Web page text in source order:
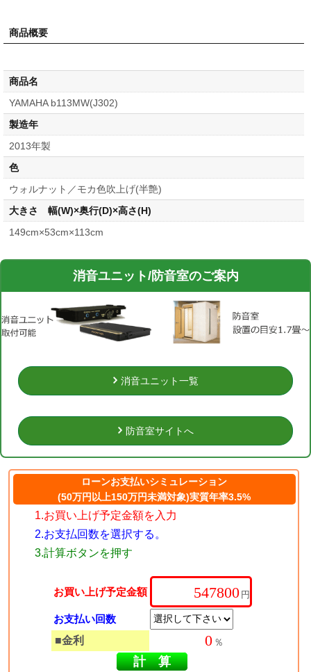
商品概要
商品名
YAMAHA b113MW(J302)
製造年
2013年製
色
ウォルナット／モカ色吹上げ(半艶)
大きさ 幅(W)×奥行(D)×高さ(H)
149cm×53cm×113cm
消音ユニット/防音室のご案内
消音ユニット一覧
防音室サイトへ
ローンお支払いシミュレーション
(50万円以上150万円未満対象)実質年率3.5%
1.お買い上げ予定金額を入力
2.お支払回数を選択する。
3.計算ボタンを押す
お買い上げ予定金額 円
お支払い回数
■金利
％